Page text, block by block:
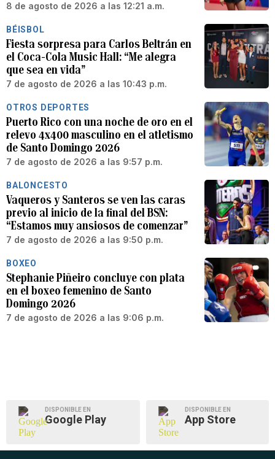
8 de agosto de 2026 a las 12:21 a.m.
BÉISBOL
Fiesta sorpresa para Carlos Beltrán en
el Coca-Cola Music Hall: “Me alegra
que sea en vida”
7 de agosto de 2026 a las 10:43 p.m.
OTROS DEPORTES
Puerto Rico con una noche de oro en el
relevo 4x400 masculino en el atletismo
de Santo Domingo 2026
7 de agosto de 2026 a las 9:57 p.m.
BALONCESTO
Vaqueros y Santeros se ven las caras
previo al inicio de la final del BSN:
“Estamos muy ansiosos de comenzar”
7 de agosto de 2026 a las 9:50 p.m.
BOXEO
Stephanie Piñeiro concluye con plata
en el boxeo femenino de Santo
Domingo 2026
7 de agosto de 2026 a las 9:06 p.m.
DISPONIBLE EN
Google Play
DISPONIBLE EN
App Store